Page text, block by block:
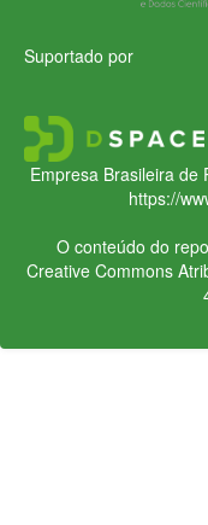
Suportado por
Empresa Brasileira de
https://
O conteúdo do
Creative Commons